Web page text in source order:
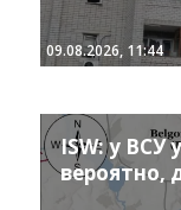
09.08.2026, 11:44
ISW: у ВСУ
вероятно,